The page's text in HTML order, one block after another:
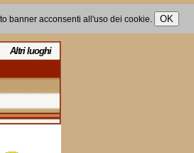
banner acconsenti all'uso dei cookie.
Altri luoghi